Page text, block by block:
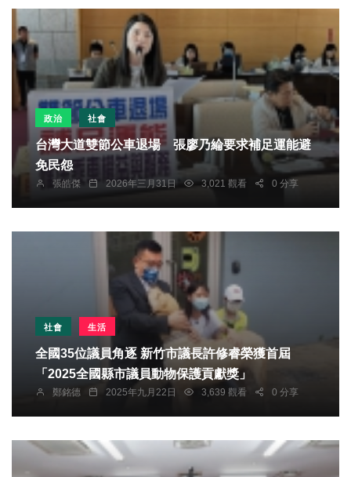
政治 社會
台灣大道雙節公車退場 張廖乃綸要求補足運能避
免民怨
張皓傑 2026年三月31日 3,021 觀看 0 分享
社會 生活
全國35位議員角逐 新竹市議長許修睿榮獲首屆
「2025全國縣市議員動物保護貢獻獎」
鄭銘德 2025年九月22日 3,639 觀看 0 分享